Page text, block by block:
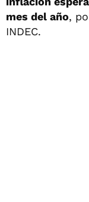
mes del año,
INDEC.